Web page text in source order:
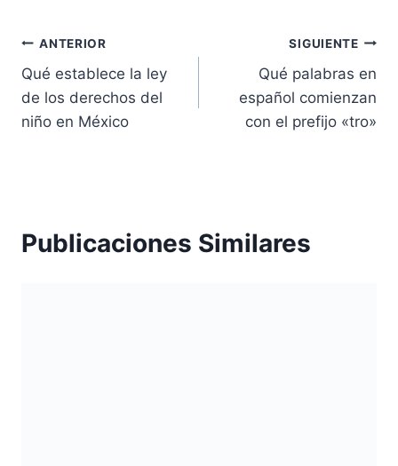
Navegación
de
entradas
ANTERIOR
Qué establece la ley
de los derechos del
niño en México
SIGUIENTE
Qué palabras en
español comienzan
con el prefijo «tro»
Publicaciones Similares